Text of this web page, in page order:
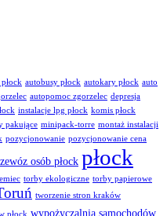
autobusy płock autokary płock auto
autopomoc zgorzelec depresja
instalacje lpg płock komis płock
pakujące minipack-torre montaż instalacji
pozycjonowanie pozycjonowanie cena
osób płock płock
torby ekologiczne torby papierowe
tworzenie stron kraków
wypożyczalnia samochodów